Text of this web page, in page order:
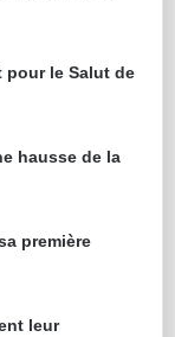
pour le Salut de
hausse de la
première
leur